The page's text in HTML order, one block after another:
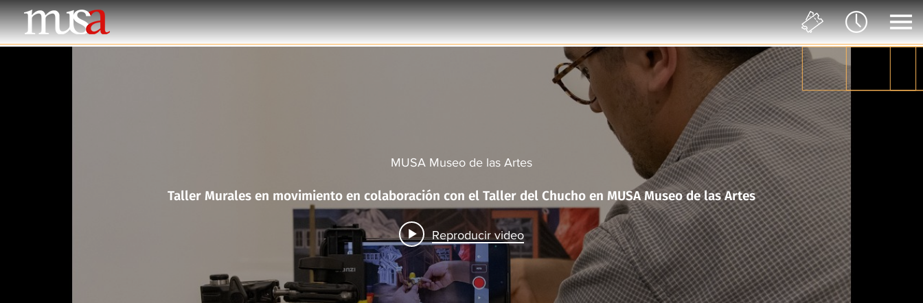
MUSA Museo de las Artes
Taller Murales en movimiento en colaboración con el Taller del Chucho en MUSA Museo de las Artes
Reproducir video